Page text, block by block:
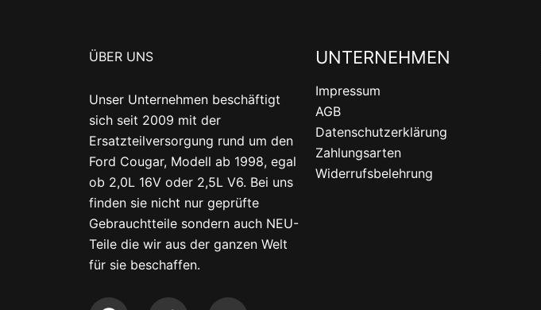
ÜBER UNS
Unser Unternehmen beschäftigt
sich seit 2009 mit der
Ersatzteilversorgung rund um den
Ford Cougar, Modell ab 1998, egal
ob 2,0L 16V oder 2,5L V6. Bei uns
finden sie nicht nur geprüfte
Gebrauchtteile sondern auch NEU-
Teile die wir aus der ganzen Welt
für sie beschaffen.
UNTERNEHMEN
Impressum
AGB
Datenschutzerklärung
Zahlungsarten
Widerrufsbelehrung